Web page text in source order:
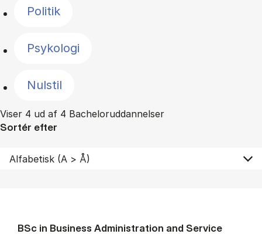
Politik
Psykologi
Nulstil
Viser 4 ud af 4 Bacheloruddannelser
Sortér efter
BSc in Busi­ness Ad­min­is­tra­tion and Ser­vice